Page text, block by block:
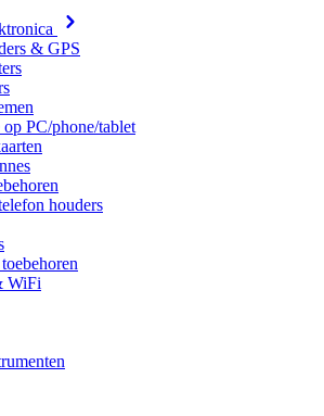
& GPS
PC/phone/tablet
houders
WiFi